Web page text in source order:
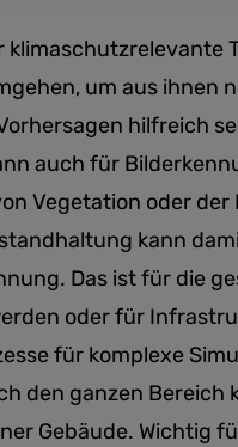
klimaschutzrelevante
um aus ihnen
hilfreich
auch für
Vegetation oder der
kann
Das ist für die
oder für
für komplexe
den ganzen Bereich
Gebäude. Wichtig